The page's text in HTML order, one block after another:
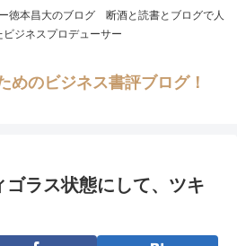
徳本昌大のブログ 断酒と読書とブログで人
ビジネスプロデューサー
めのビジネス書評ブログ！
ゴラス状態にして、ツキ